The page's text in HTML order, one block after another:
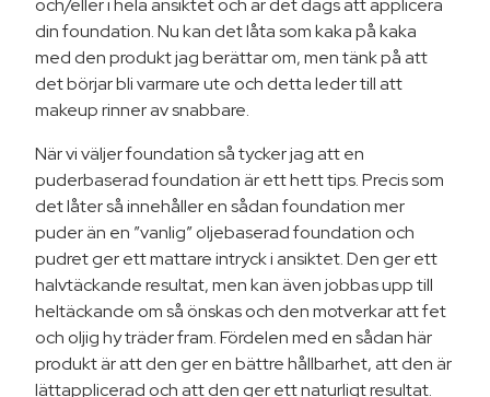
och/eller i hela ansiktet och är det dags att applicera
din foundation. Nu kan det låta som kaka på kaka
med den produkt jag berättar om, men tänk på att
det börjar bli varmare ute och detta leder till att
makeup rinner av snabbare.
När vi väljer foundation så tycker jag att en
puderbaserad foundation är ett hett tips. Precis som
det låter så innehåller en sådan foundation mer
puder än en ”vanlig” oljebaserad foundation och
pudret ger ett mattare intryck i ansiktet. Den ger ett
halvtäckande resultat, men kan även jobbas upp till
heltäckande om så önskas och den motverkar att fet
och oljig hy träder fram. Fördelen med en sådan här
produkt är att den ger en bättre hållbarhet, att den är
lättapplicerad och att den ger ett naturligt resultat.